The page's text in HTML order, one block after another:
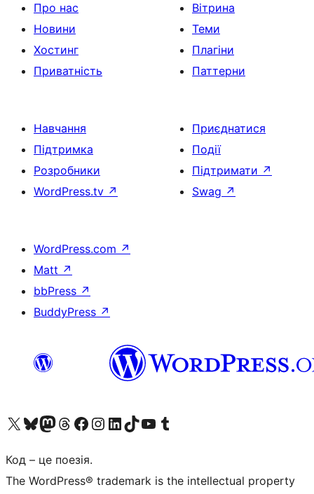
Про нас
Новини
Хостинг
Приватність
Вітрина
Теми
Плагіни
Паттерни
Навчання
Підтримка
Розробники
WordPress.tv ↗
Приєднатися
Події
Підтримати ↗
Swag ↗
WordPress.com ↗
Matt ↗
bbPress ↗
BuddyPress ↗
Visit our X (formerly Twitter) account
Visit our Bluesky account
Завітайте до нашої стрічки в Mastodon
Visit our Threads account
Завітайте на нашу сторінку в Facebook
Visit our Instagram account
Visit our LinkedIn account
Visit our TikTok account
Visit our YouTube channel
Visit our Tumblr account
Код – це поезія.
The WordPress® trademark is the intellectual property